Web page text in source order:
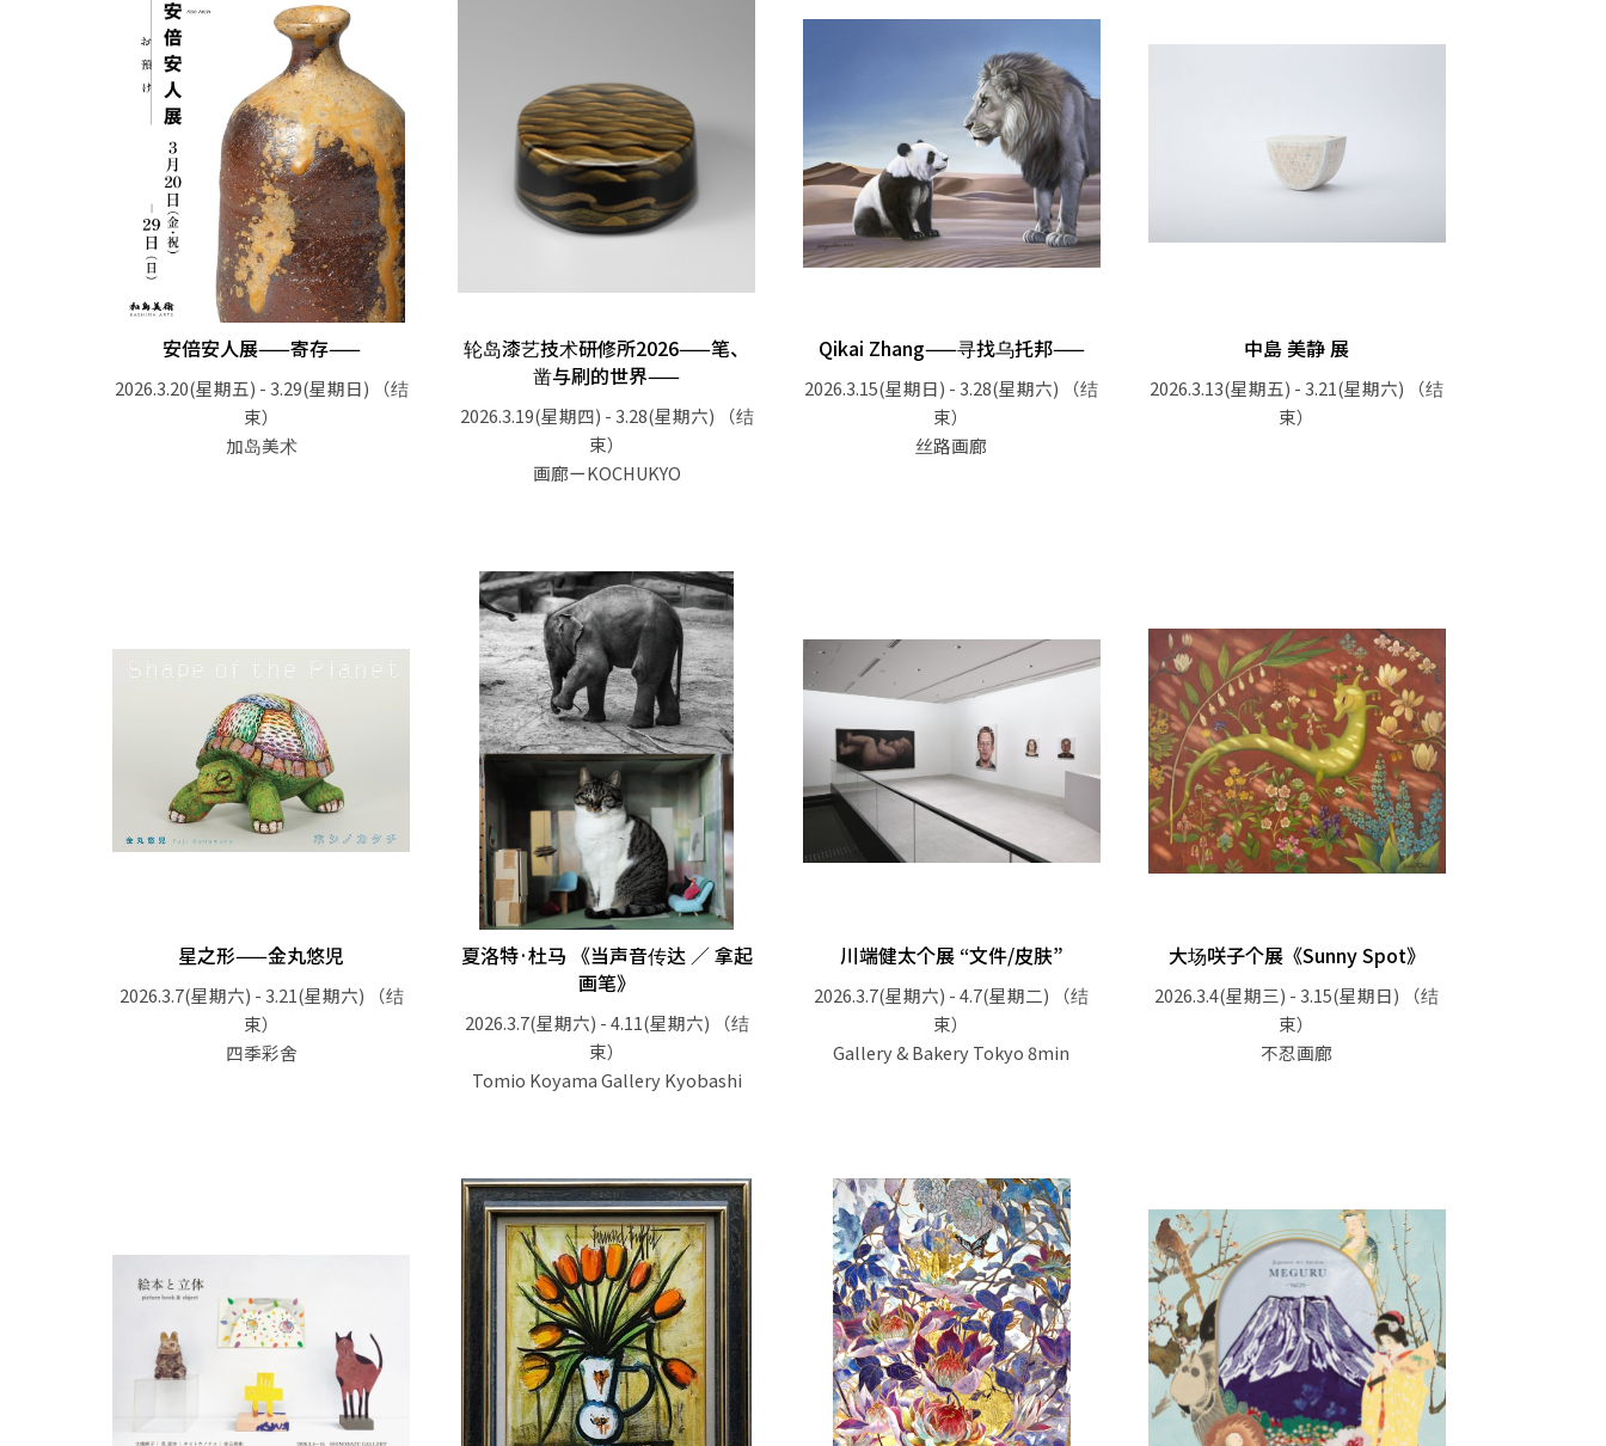
安倍安人展——寄存——
2026.3.20(星期五) - 3.29(星期日) （结
束）
加岛美术
轮岛漆艺技术研修所2026——笔、
凿与刷的世界——
2026.3.19(星期四) - 3.28(星期六) （结
束）
画廊ーKOCHUKYO
Qikai Zhang——寻找乌托邦——
2026.3.15(星期日) - 3.28(星期六) （结
束）
丝路画廊
中島 美静 展
2026.3.13(星期五) - 3.21(星期六) （结
束）
星之形——金丸悠児
2026.3.7(星期六) - 3.21(星期六) （结
束）
四季彩舍
夏洛特·杜马 《当声音传达 ／ 拿起
画笔》
2026.3.7(星期六) - 4.11(星期六) （结
束）
Tomio Koyama Gallery Kyobashi
川端健太个展 “文件/皮肤”
2026.3.7(星期六) - 4.7(星期二) （结
束）
Gallery & Bakery Tokyo 8min
大场咲子个展《Sunny Spot》
2026.3.4(星期三) - 3.15(星期日) （结
束）
不忍画廊